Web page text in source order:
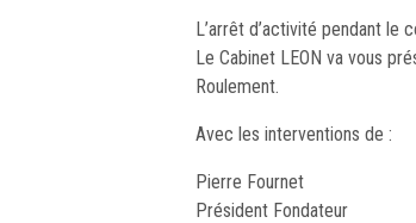
L’arrêt d’activité pendant le
Le Cabinet LEON va vous
Roulement.
Avec les interventions de :
Pierre Fournet
Président Fondateur